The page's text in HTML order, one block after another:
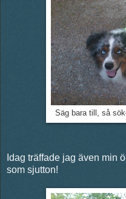
Säg bara till, så
Idag träffade jag även min
som sjutton!